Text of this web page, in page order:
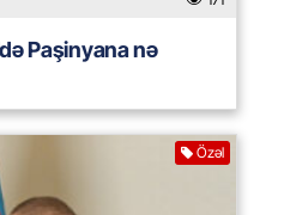
Paşinyana nə
Özəl